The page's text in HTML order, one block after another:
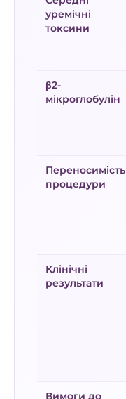
уремічні
токсини
β2-
мікроглобулін
Переносимість
процедури
Клінічні
результати
Вимоги до